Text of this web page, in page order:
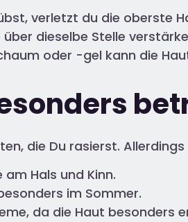
verletzt du die oberste
über dieselbe Stelle
oder -gel kann die
die Du rasierst.
Hals und Kinn.
im Sommer.
da die Haut besonders